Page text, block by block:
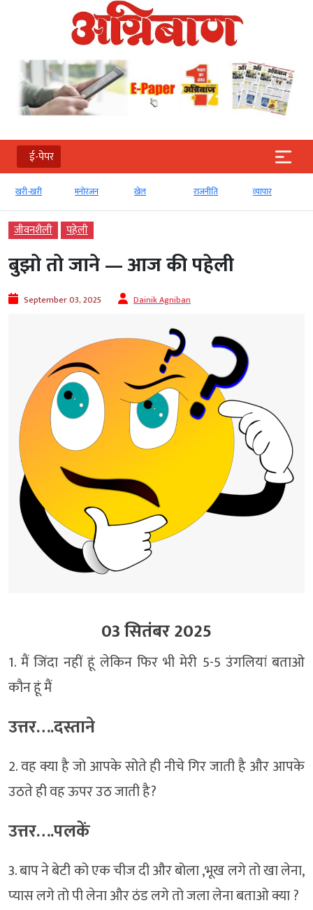
ई-पेपर
खरी-खरी मनोरंजन खेल राजनीति व्‍यापार
जीवनशैली पहेली
बुझो तो जाने — आज की पहेली
September 03, 2025 Dainik Agniban
03 सितंबर 2025
1. मैं जिंदा नहीं हूं लेकिन फिर भी मेरी 5-5 उंगलियां बताओ
कौन हूं मैं
उत्तर….दस्ताने
2. वह क्या है जो आपके सोते ही नीचे गिर जाती है और आपके
उठते ही वह ऊपर उठ जाती है?
उत्तर….पलकें
3. बाप ने बेटी को एक चीज दी और बोला ,भूख लगे तो खा लेना,
प्यास लगे तो पी लेना और ठंड लगे तो जला लेना बताओ क्या ?